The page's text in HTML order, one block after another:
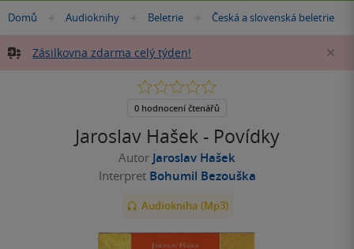
Nacházíte
zde:
Domů »Audioknihy »
Beletrie »
Česká a slovenská beletrie
Zásilkovna zdarma celý týden!
Jaroslav Hašek - Povídky
Autor Jaroslav Hašek
Interpret Bohumil Bezouška
Audiokniha (Mp3)
0.0
5
0 hodnocení čtenářů